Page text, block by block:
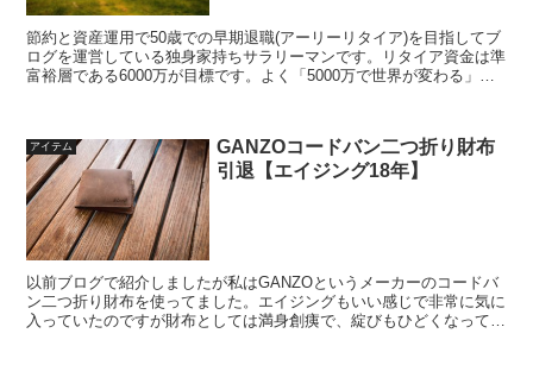
節約と資産運用で50歳での早期退職(アーリーリタイア)を目指してブ
ログを運営している独身家持ちサラリーマンです。リタイア資金は準
富裕層である6000万が目標です。よく「5000万で世界が変わる」と
アイテム
GANZOコードバン二つ折り財布
引退【エイジング18年】
以前ブログで紹介しましたが私はGANZOというメーカーのコードバ
ン二つ折り財布を使ってました。エイジングもいい感じで非常に気に
入っていたのですが財布としては満身創痍で、綻びもひどくなってき